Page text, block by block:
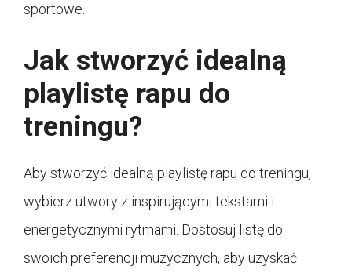
sportowe.
Jak stworzyć idealną
playlistę rapu do
treningu?
Aby stworzyć idealną playlistę rapu do treningu,
wybierz utwory z inspirującymi tekstami i
energetycznymi rytmami. Dostosuj listę do
swoich preferencji muzycznych, aby uzyskać